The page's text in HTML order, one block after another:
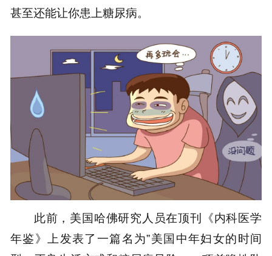
甚至还能让你患上糖尿病。
此前，美国哈佛研究人员在顶刊《内科医学
年鉴》上发表了一篇名为”美国中年妇女的时间